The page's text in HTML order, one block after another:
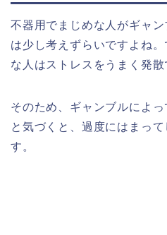
不器用でまじめな人がギャ
は少し考えずらいですよね
な人はストレスをうまく発散
そのため、ギャンブルによ
と気づくと、過度にはまっ
す。